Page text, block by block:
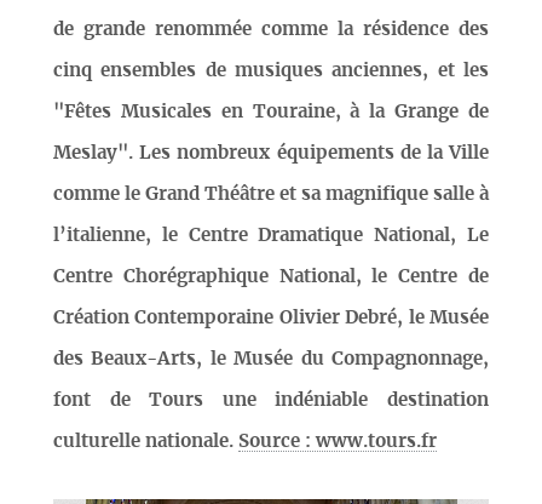
de grande renommée comme la résidence des
cinq ensembles de musiques anciennes, et les
"Fêtes Musicales en Touraine, à la Grange de
Meslay". Les nombreux équipements de la Ville
comme le Grand Théâtre et sa magnifique salle à
l’italienne, le Centre Dramatique National, Le
Centre Chorégraphique National, le Centre de
Création Contemporaine Olivier Debré, le Musée
des Beaux-Arts, le Musée du Compagnonnage,
font de Tours une indéniable destination
culturelle nationale. Source : www.tours.fr